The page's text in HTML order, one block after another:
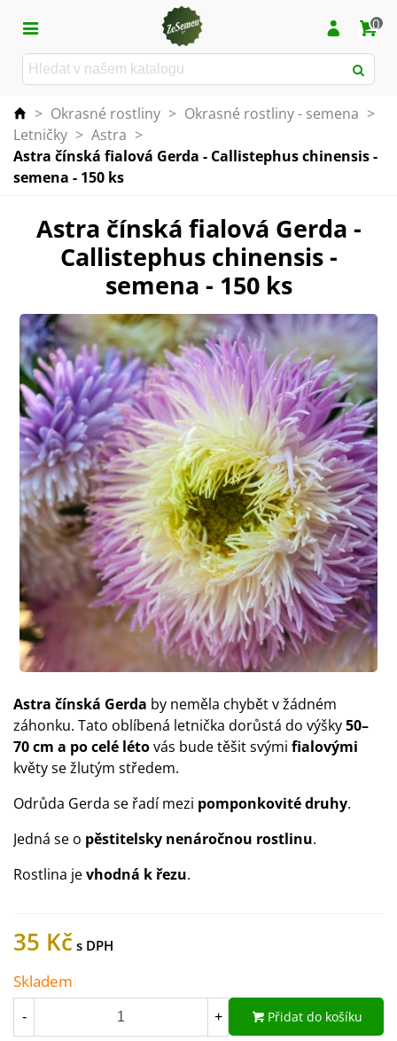
0
> Okrasné rostliny > Okrasné rostliny - semena >
Letničky > Astra >
Astra čínská fialová Gerda - Callistephus chinensis -
semena - 150 ks
Astra čínská fialová Gerda -
Callistephus chinensis -
semena - 150 ks
Astra čínská Gerda by neměla chybět v žádném
záhonku. Tato oblíbená letnička dorůstá do výšky50–
70 cm a po celé létovás bude těšit svými fialovými
květy se žlutým středem.
Odrůda Gerda se řadí mezi pomponkovité druhy.
Jedná se o pěstitelsky nenáročnou rostlinu.
Rostlina jevhodná k řezu.
35 Kč
Skladem
- + Přidat do košíku